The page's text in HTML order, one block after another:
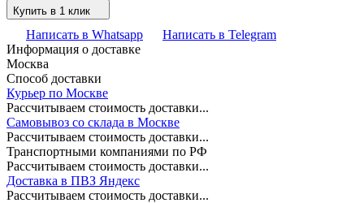
Купить в 1 клик
Написать в Whatsapp
Написать в Telegram
Информация о доставке
Москва
Способ доставки
Курьер по Москве
Рассчитываем стоимость доставки...
Самовывоз со склада в Москве
Рассчитываем стоимость доставки...
Транспортными компаниями по РФ
Рассчитываем стоимость доставки...
Доставка в ПВЗ Яндекс
Рассчитываем стоимость доставки...